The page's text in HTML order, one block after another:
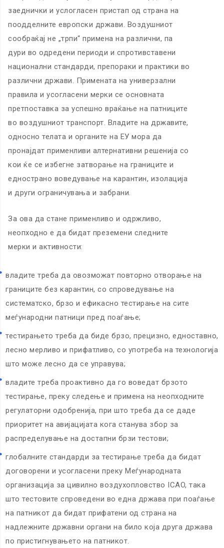
заеднички и услогласен пристап од страна на
поодделните европски држави. Воздушниот
сообраќај не „трпи“ примена на различни, па
дури во одредени периоди и спротивставени
национални стандарди, препораки и практики во
различни држави. Примената на универзални
правила и усогласени мерки се основната
претпоставка за успешно враќање на патниците
во воздушниот транспорт. Владите на државите,
односно телата и органите на ЕУ мора да
пронајдат применливи алтернативни решенија со
кои ќе се избегне затворање на границите и
еднострано воведување на карантин, изолација
и други ограничувања и забрани.
За ова да стане применливо и одржливо,
неопходно е да бидат преземени следните
мерки и активности:
владите треба да овозможат повторно отворање на
границите без карантин, со спроведување на
систематско, брзо и ефикасно тестирање на сите
меѓународни патници пред поаѓање;
тестирањето треба да биде брзо, прецизно, едноставно,
лесно мерливо и прифатливо, со употреба на технологија
што може лесно да се управува;
владите треба проактивно да го воведат брзото
тестирање, преку следење и примена на неопходните
регулаторни одобренија, при што треба да се даде
приоритет на авијацијата кога станува збор за
распределување на достапни брзи тестови;
глобалните стандарди за тестирање треба да бидат
договорени и усогласени преку Меѓународната
организација за цивилно воздухопловство ICAO, така
што тестовите спроведени во една држава при поаѓање
на патникот да бидат прифатени од страна на
надлежните државни органи на било која друга држава
по пристигнувањето на патникот.